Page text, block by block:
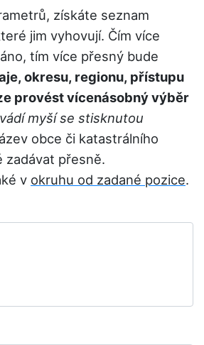
získáte seznam
jim vyhovují. Čím více
tím více přesný bude
okresu, regionu, přístupu
provést vícenásobný výběr
myší se stisknutou
obce či katastrálního
zadávat přesně.
v okruhu od zadané pozice.